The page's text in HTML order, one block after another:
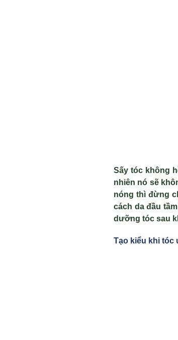
Sấy tóc không
nhiên nó sẽ
nóng thì đừng
cách da đầu
dưỡng tóc sau
Tạo kiểu khi tóc